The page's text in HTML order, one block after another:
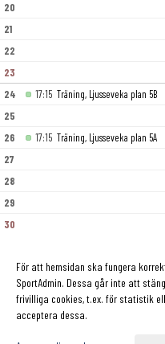
20
21
22
23
24 17:15 Träning, Ljusseveka plan 5B
25
26
17:15 Träning, Ljusseveka plan 5A
27
28
29
30
För att hemsidan ska fungera
SportAdmin. Dessa går inte att
frivilliga cookies, t.ex. för statistik
acceptera dessa.